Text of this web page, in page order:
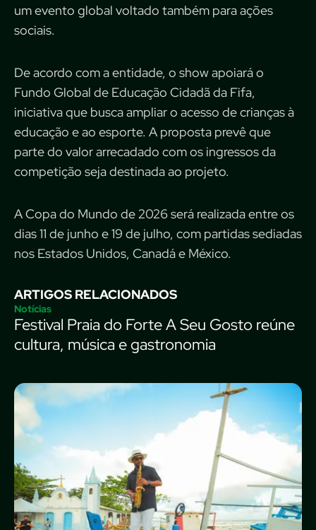
um evento global voltado também para ações
sociais.
De acordo com a entidade, o show apoiará o
Fundo Global de Educação Cidadã da Fifa,
iniciativa que busca ampliar o acesso de crianças à
educação e ao esporte. A proposta prevê que
parte do valor arrecadado com os ingressos da
competição seja destinada ao projeto.
A Copa do Mundo de 2026 será realizada entre os
dias 11 de junho e 19 de julho, com partidas sediadas
nos Estados Unidos, Canadá e México.
ARTIGOS RELACIONADOS
Notícias
Festival Praia do Forte A Seu Gosto reúne
cultura, música e gastronomia